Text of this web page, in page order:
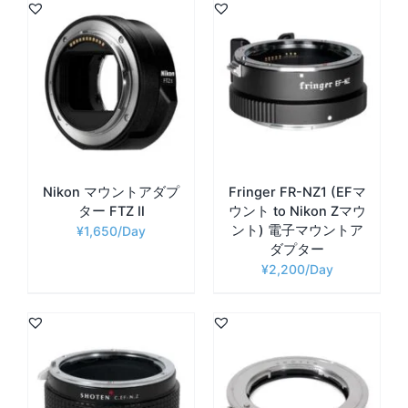
Nikon マウントアダプ
ター FTZ Ⅱ
¥1,650
Fringer FR-NZ1 (EFマ
ウント to Nikon Zマウ
ント) 電子マウントア
ダプター
¥2,200